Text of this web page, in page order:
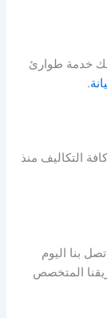
لك خدمة طوارئ
.
التكاليف منذ
بنا اليوم
المتخصص